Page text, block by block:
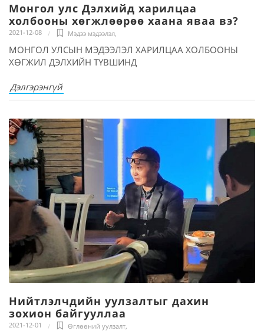
Монгол улс Дэлхийд харилцаа
холбооны хөгжлөөрөө хаана яваа вэ?
2021-12-08 Мэдээ мэдээлэл,
МОНГОЛ УЛСЫН МЭДЭЭЛЭЛ ХАРИЛЦАА ХОЛБООНЫ
ХӨГЖИЛ ДЭЛХИЙН ТҮВШИНД
Дэлгэрэнгүй
Нийтлэлчдийн уулзалтыг дахин
зохион байгууллаа
2021-12-01 Өглөөний уулзалт,